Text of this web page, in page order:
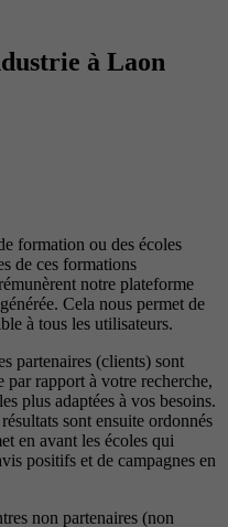
à Laon
formation ou des écoles
de ces formations
notre plateforme
Cela nous permet de
à tous les utilisateurs.
partenaires (clients) sont
par rapport à votre recherche,
plus adaptées à vos besoins.
sont ensuite ordonnés
en avant les écoles qui
positifs et de campagnes en
non partenaires (non